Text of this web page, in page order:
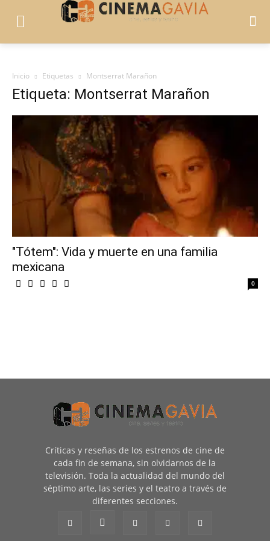
Inicio Etiquetas Montserrat Marañon
Etiqueta: Montserrat Marañon
"Tótem": Vida y muerte en una familia
mexicana
0
Críticas y reseñas de los estrenos de cine de
cada fin de semana, sin olvidarnos de la
televisión. Toda la actualidad del mundo del
séptimo arte, las series y el teatro a través de
diferentes secciones.